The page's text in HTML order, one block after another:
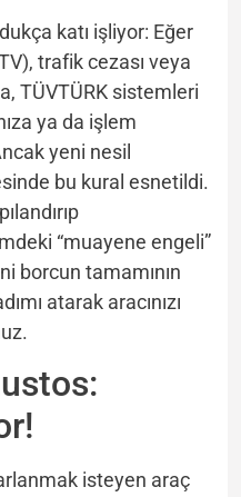
katı işliyor: Eğer
trafik cezası veya
TÜVTÜRK sistemleri
ya da işlem
yeni nesil
bu kural esnetildi.
“muayene engeli”
borcun tamamının
atarak aracınızı
isteyen araç